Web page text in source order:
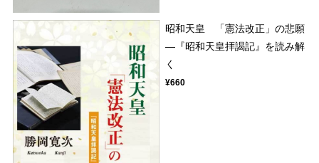
昭和天皇 「憲法改正」の悲願
―『昭和天皇拝謁記』を読み解
く
¥660